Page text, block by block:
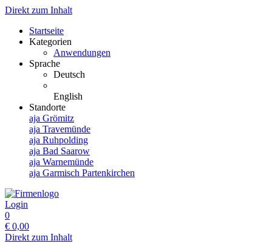
Direkt zum Inhalt
Startseite
Kategorien
Anwendungen
Sprache
Deutsch
English
Standorte
aja Grömitz
aja Travemünde
aja Ruhpolding
aja Bad Saarow
aja Warnemünde
aja Garmisch Partenkirchen
Login
0
€ 0,00
Direkt zum Inhalt